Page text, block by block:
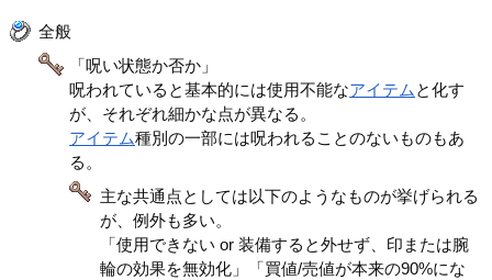
全般
「呪い状態か否か」
呪われていると基本的には使用不能なアイテム と化す
が、それぞれ細かな点が異なる。
アイテム種別の一部には呪われることのないものもあ
る。
主な共通点としては以下のようなものが挙げられる
が、例外も多い。
「使用できない or 装備すると外せず、印または腕
輪の効果を無効化」「買値/売値が本来の90%にな